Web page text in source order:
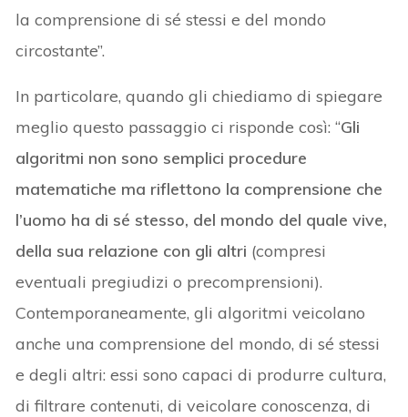
la comprensione di sé stessi e del mondo
circostante”.
In particolare, quando gli chiediamo di spiegare
meglio questo passaggio ci risponde così: “Gli
algoritmi non sono semplici procedure
matematiche ma riflettono la comprensione che
l’uomo ha di sé stesso, del mondo del quale vive,
della sua relazione con gli altri (compresi
eventuali pregiudizi o precomprensioni).
Contemporaneamente, gli algoritmi veicolano
anche una comprensione del mondo, di sé stessi
e degli altri: essi sono capaci di produrre cultura,
di filtrare contenuti, di veicolare conoscenza, di